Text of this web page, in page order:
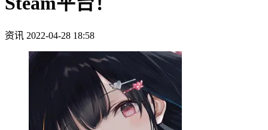
资讯 2022-04-28 18:58